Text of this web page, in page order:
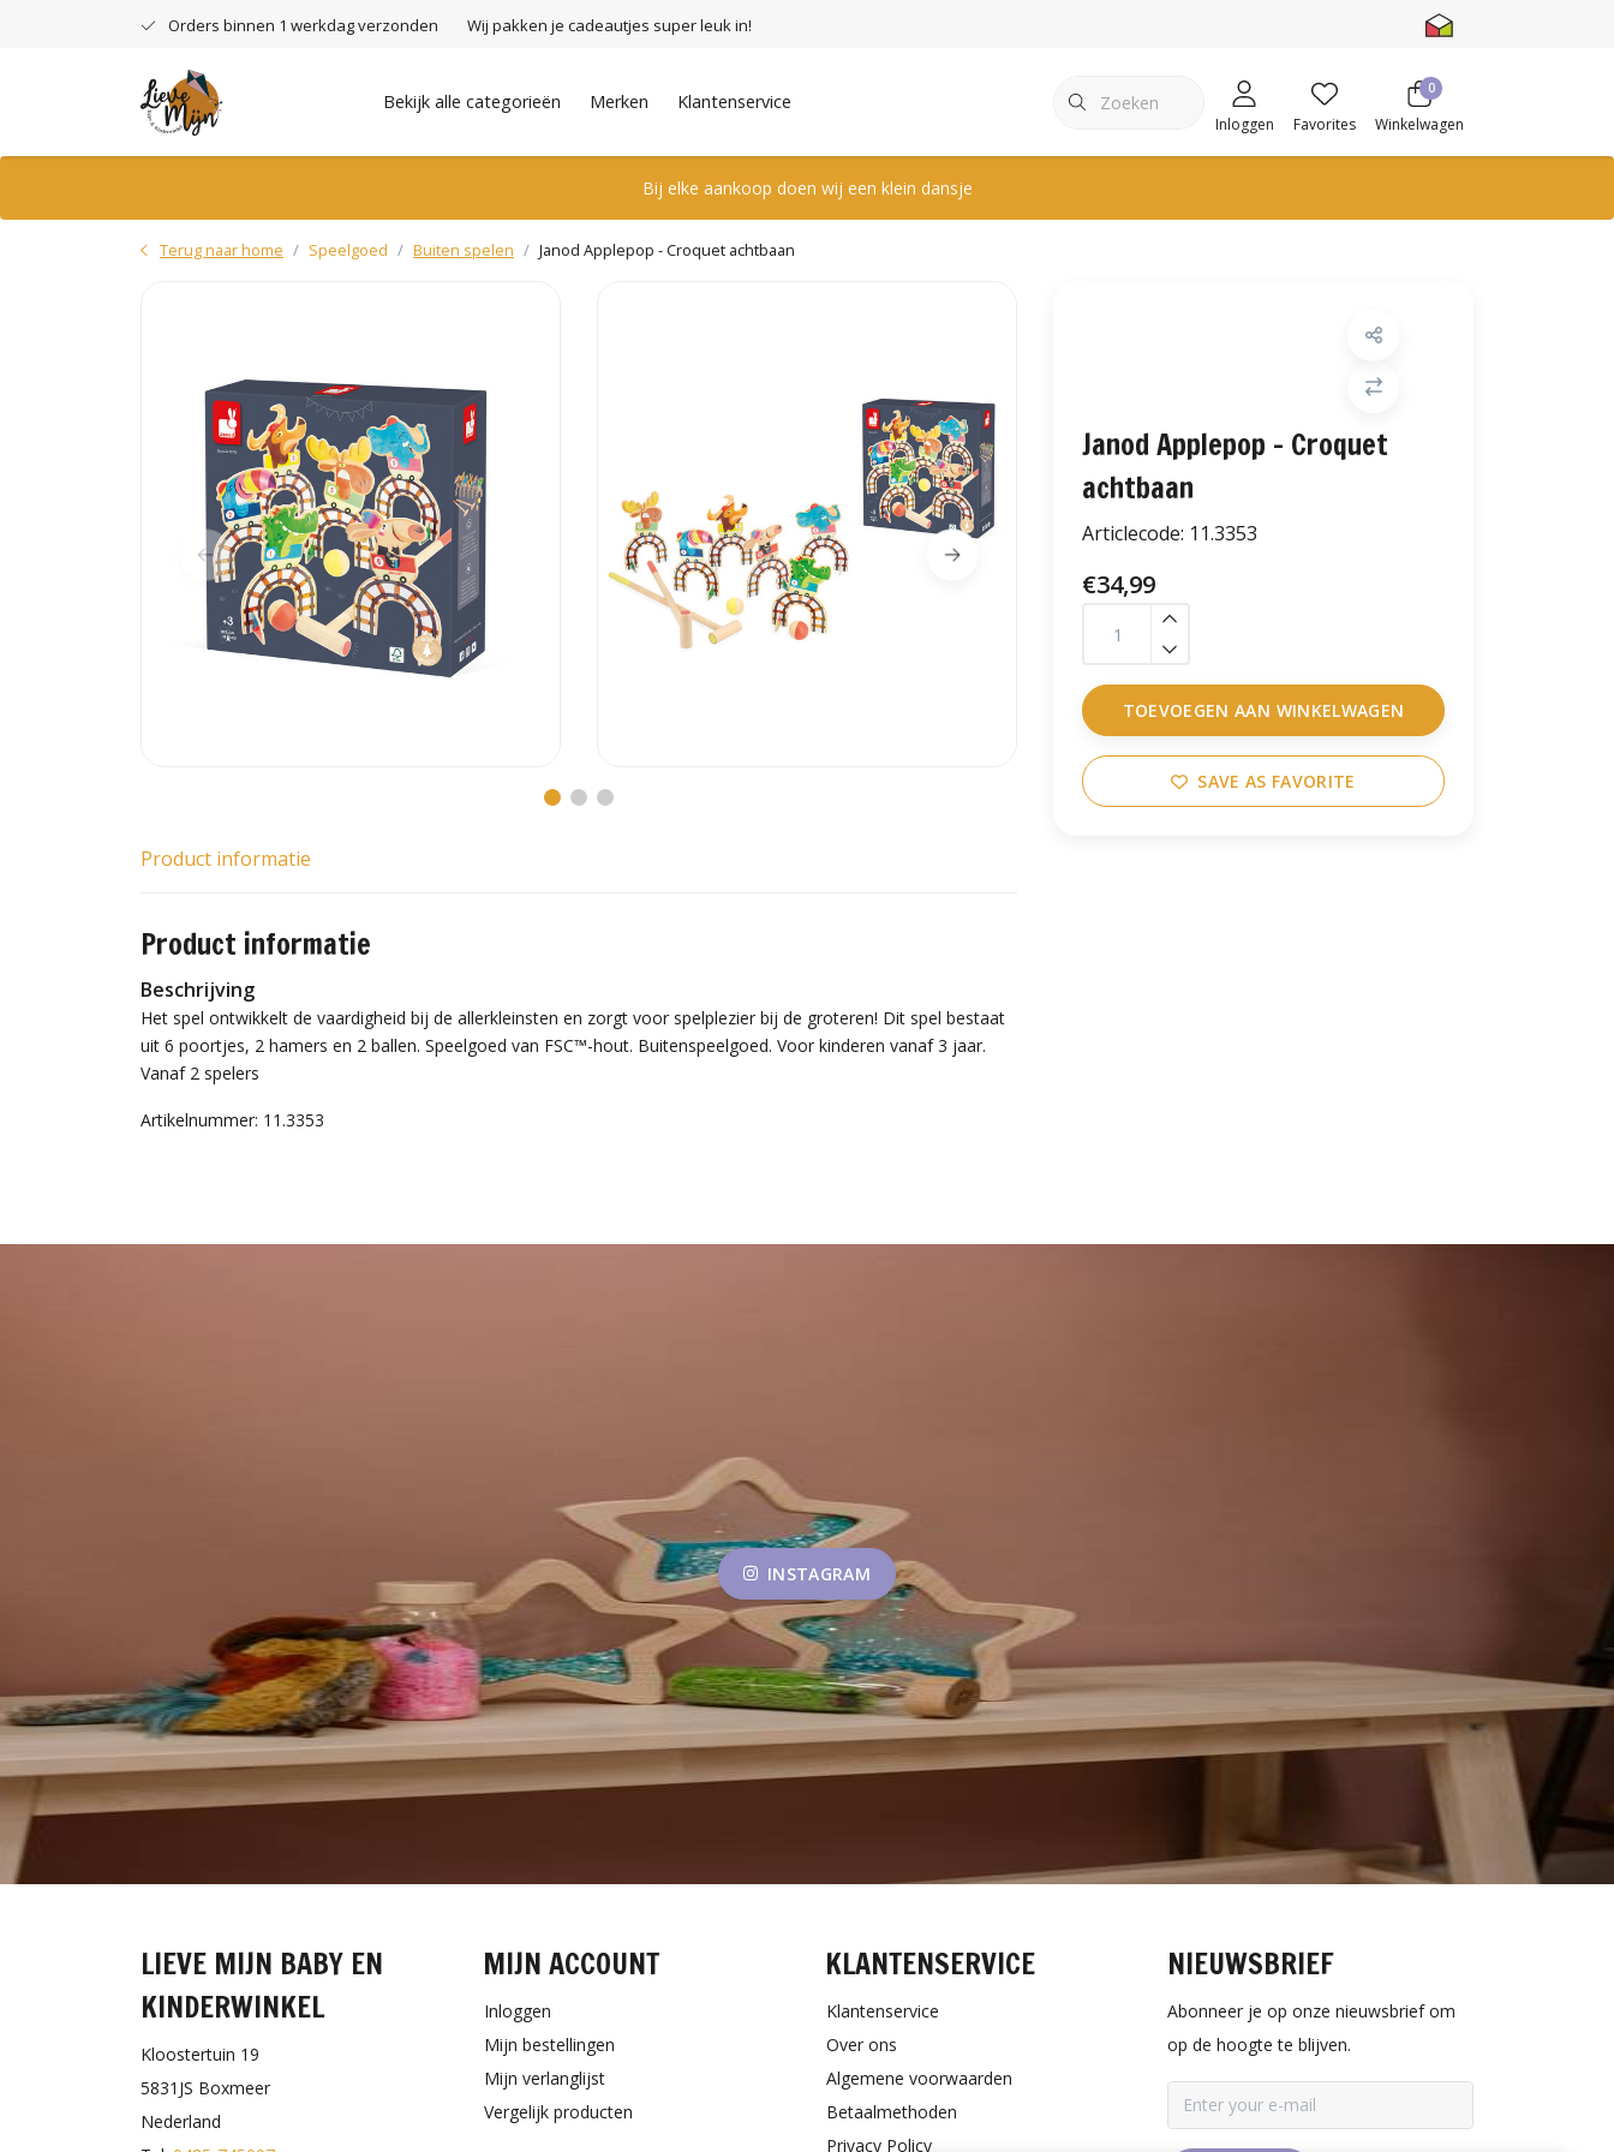
Orders binnen 1 werkdag verzonden Wij pakken je cadeautjes super leuk in!
Bekijk alle categorieën Merken Klantenservice
Inloggen Favorites
0
Winkelwagen
Bij elke aankoop doen wij een klein dansje
Terug naar home Speelgoed Buiten spelen Janod Applepop - Croquet achtbaan
Janod Applepop - Croquet
achtbaan
Articlecode: 11.3353
€34,99
TOEVOEGEN AAN WINKELWAGEN
SAVE AS FAVORITE
Product informatie
Product informatie
Beschrijving
Het spel ontwikkelt de vaardigheid bij de allerkleinsten en zorgt voor spelplezier bij de groteren! Dit spel bestaat
uit 6 poortjes, 2 hamers en 2 ballen. Speelgoed van FSC™-hout. Buitenspeelgoed. Voor kinderen vanaf 3 jaar.
Vanaf 2 spelers
Artikelnummer: 11.3353
INSTAGRAM
LIEVE MIJN BABY EN
KINDERWINKEL
Kloostertuin 19
5831JS Boxmeer
Nederland
MIJN ACCOUNT
Inloggen
Mijn bestellingen
Mijn verlanglijst
Vergelijk producten
KLANTENSERVICE
Klantenservice
Over ons
Algemene voorwaarden
Betaalmethoden
Privacy Policy
NIEUWSBRIEF
Abonneer je op onze nieuwsbrief om
op de hoogte te blijven.